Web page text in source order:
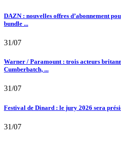
DAZN : nouvelles offres d’abonnement
bundle ...
31/07
Warner / Paramount : trois acteurs
Cumberbatch, ...
31/07
Festival de Dinard : le jury 2026 sera
31/07